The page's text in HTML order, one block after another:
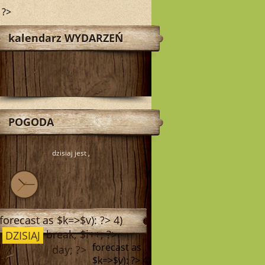
kalendarz WYDARZEŃ
POGODA
dzisiaj jest,
forecast as $k=>$v): ?>4)
break; $i++; ?>
DZISIAJ
day; ?> forecast as
$k=>$v): ?> 4)